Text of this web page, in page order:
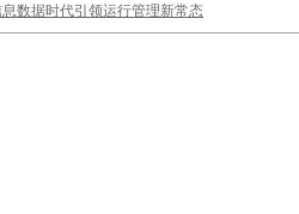
数据时代引领运行管理新常态